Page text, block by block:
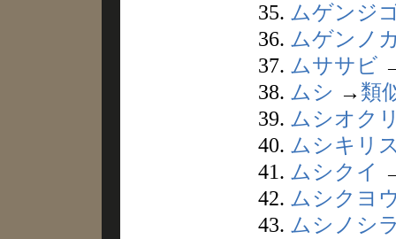
35. ムゲンジ
36. ムゲンノ
37. ムササビ
38. ムシ → 類
39. ムシオク
40. ムシキリ
41. ムシクイ
42. ムシクヨ
43. ムシノシ